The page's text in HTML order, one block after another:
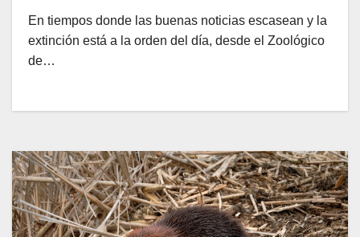
En tiempos donde las buenas noticias escasean y la
extinción está a la orden del día, desde el Zoológico
de…